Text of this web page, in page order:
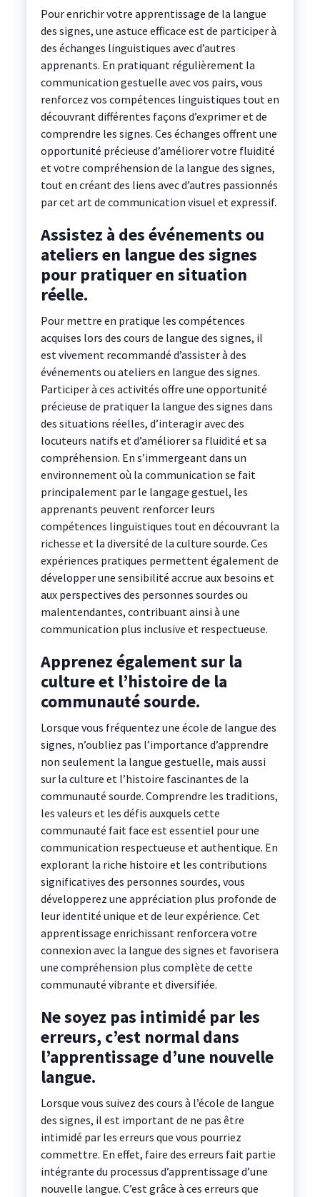
Pour enrichir votre apprentissage de la langue
des signes, une astuce efficace est de participer à
des échanges linguistiques avec d’autres
apprenants. En pratiquant régulièrement la
communication gestuelle avec vos pairs, vous
renforcez vos compétences linguistiques tout en
découvrant différentes façons d’exprimer et de
comprendre les signes. Ces échanges offrent une
opportunité précieuse d’améliorer votre fluidité
et votre compréhension de la langue des signes,
tout en créant des liens avec d’autres passionnés
par cet art de communication visuel et expressif.
Assistez à des événements ou
ateliers en langue des signes
pour pratiquer en situation
réelle.
Pour mettre en pratique les compétences
acquises lors des cours de langue des signes, il
est vivement recommandé d’assister à des
événements ou ateliers en langue des signes.
Participer à ces activités offre une opportunité
précieuse de pratiquer la langue des signes dans
des situations réelles, d’interagir avec des
locuteurs natifs et d’améliorer sa fluidité et sa
compréhension. En s’immergeant dans un
environnement où la communication se fait
principalement par le langage gestuel, les
apprenants peuvent renforcer leurs
compétences linguistiques tout en découvrant la
richesse et la diversité de la culture sourde. Ces
expériences pratiques permettent également de
développer une sensibilité accrue aux besoins et
aux perspectives des personnes sourdes ou
malentendantes, contribuant ainsi à une
communication plus inclusive et respectueuse.
Apprenez également sur la
culture et l’histoire de la
communauté sourde.
Lorsque vous fréquentez une école de langue des
signes, n’oubliez pas l’importance d’apprendre
non seulement la langue gestuelle, mais aussi
sur la culture et l’histoire fascinantes de la
communauté sourde. Comprendre les traditions,
les valeurs et les défis auxquels cette
communauté fait face est essentiel pour une
communication respectueuse et authentique. En
explorant la riche histoire et les contributions
significatives des personnes sourdes, vous
développerez une appréciation plus profonde de
leur identité unique et de leur expérience. Cet
apprentissage enrichissant renforcera votre
connexion avec la langue des signes et favorisera
une compréhension plus complète de cette
communauté vibrante et diversifiée.
Ne soyez pas intimidé par les
erreurs, c’est normal dans
l’apprentissage d’une nouvelle
langue.
Lorsque vous suivez des cours à l’école de langue
des signes, il est important de ne pas être
intimidé par les erreurs que vous pourriez
commettre. En effet, faire des erreurs fait partie
intégrante du processus d’apprentissage d’une
nouvelle langue. C’est grâce à ces erreurs que